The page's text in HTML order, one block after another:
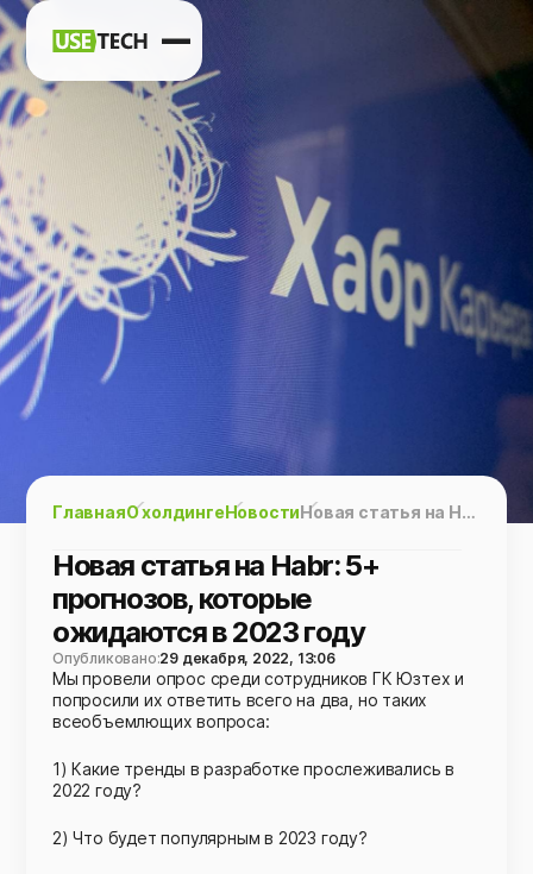
h vk tg
ГлавнаяО холдингеНовости Новая статья на Habr: 5+ прогнозов, которые ожидаются в 2023 году
Новая статья на Habr: 5+
прогнозов, которые
ожидаются в 2023 году
Опубликовано:29 декабря, 2022, 13:06
Мы провели опрос среди сотрудников ГК Юзтех и
попросили их ответить всего на два, но таких
всеобъемлющих вопроса:
1) Какие тренды в разработке прослеживались в
2022 году?
2) Что будет популярным в 2023 году?